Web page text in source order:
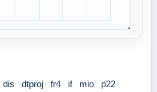
dis dtproj fr4 if mio
p22